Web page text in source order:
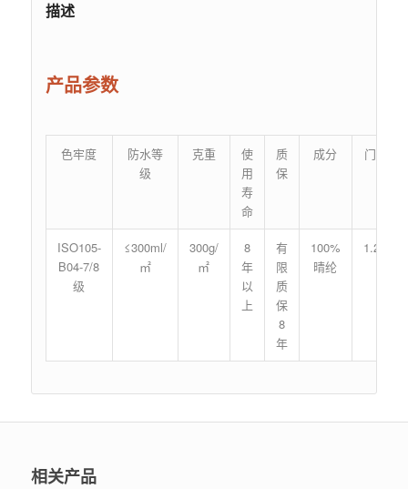
描述
产品参数
色牢度
防水等
级
克重
使
用
寿
命
质
保
成分 门幅
ISO105-
B04-7/8
级
≤300ml/
㎡
300g/
㎡
8
年
以
上
有
限
质
保
8
年
100%
晴纶
1.2m
相关产品